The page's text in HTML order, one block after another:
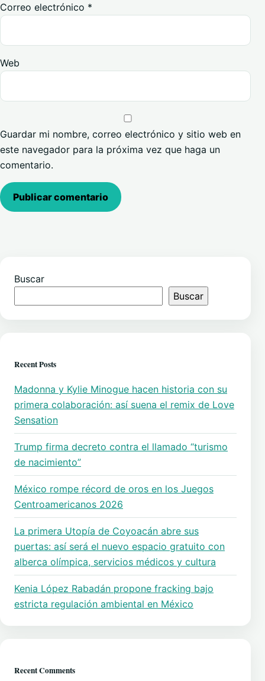
Correo electrónico *
Web
Guardar mi nombre, correo electrónico y sitio web en
este navegador para la próxima vez que haga un
comentario.
Buscar
Buscar
Recent Posts
Madonna y Kylie Minogue hacen historia con su
primera colaboración: así suena el remix de Love
Sensation
Trump firma decreto contra el llamado “turismo
de nacimiento”
México rompe récord de oros en los Juegos
Centroamericanos 2026
La primera Utopía de Coyoacán abre sus
puertas: así será el nuevo espacio gratuito con
alberca olímpica, servicios médicos y cultura
Kenia López Rabadán propone fracking bajo
estricta regulación ambiental en México
Recent Comments